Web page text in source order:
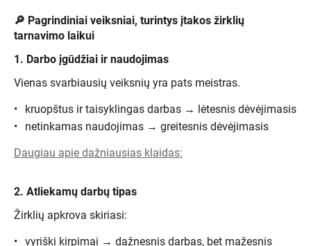
🔎 Pagrindiniai veiksniai, turintys įtakos žirklių
tarnavimo laikui
1. Darbo įgūdžiai ir naudojimas
Vienas svarbiausių veiksnių yra pats meistras.
kruopštus ir taisyklingas darbas → lėtesnis dėvėjimasis
netinkamas naudojimas → greitesnis dėvėjimasis
Daugiau apie dažniausias klaidas:
2. Atliekamų darbų tipas
Žirklių apkrova skiriasi:
vyriški kirpimai → dažnesnis darbas, bet mažesnis